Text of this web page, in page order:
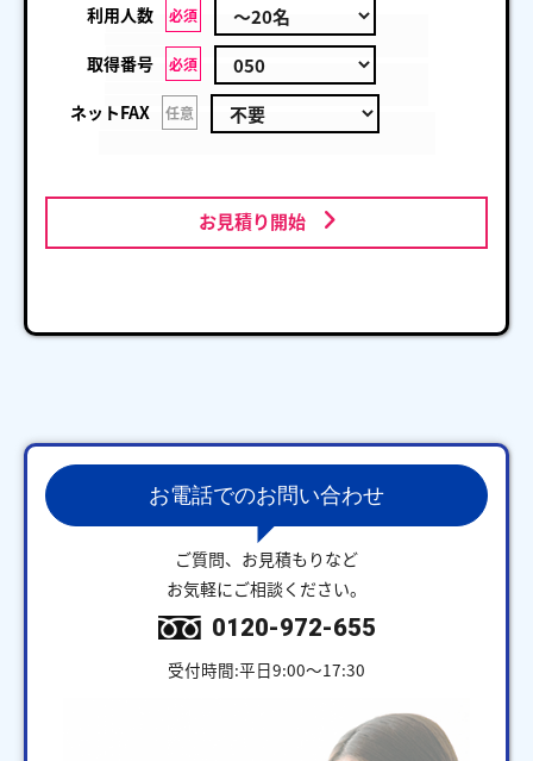
利用人数 必須
取得番号 必須
ネットFAX 任意
お見積り開始
お電話でのお問い合わせ
ご質問、お見積もりなど
お気軽にご相談ください。
0120-972-655
受付時間:平日9:00～17:30